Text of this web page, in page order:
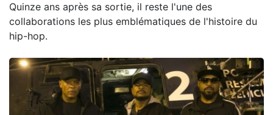
Quinze ans après sa sortie, il reste l'une des
collaborations les plus emblématiques de l'histoire du
hip-hop.